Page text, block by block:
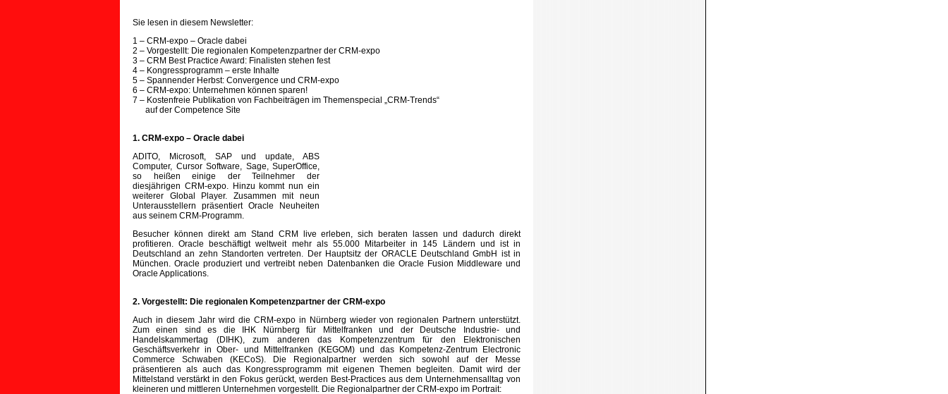
Sie lesen in diesem Newsletter:
1 – CRM-expo – Oracle dabei
2 – Vorgestellt: Die regionalen Kompetenzpartner der CRM-expo
3 – CRM Best Practice Award: Finalisten stehen fest
4 – Kongressprogramm – erste Inhalte
5 – Spannender Herbst: Convergence und CRM-expo
6 – CRM-expo: Unternehmen können sparen!
7 – Kostenfreie Publikation von Fachbeiträgen im Themenspecial „CRM-Trends“
auf der Competence Site
1. CRM-expo – Oracle dabei
ADITO, Microsoft, SAP und update, ABS
Computer, Cursor Software, Sage, SuperOffice,
so heißen einige der Teilnehmer der
diesjährigen CRM-expo. Hinzu kommt nun ein
weiterer Global Player. Zusammen mit neun
Unterausstellern präsentiert Oracle Neuheiten
aus seinem CRM-Programm.
Besucher können direkt am Stand CRM live erleben, sich beraten lassen und dadurch direkt
profitieren. Oracle beschäftigt weltweit mehr als 55.000 Mitarbeiter in 145 Ländern und ist in
Deutschland an zehn Standorten vertreten. Der Hauptsitz der ORACLE Deutschland GmbH ist in
München. Oracle produziert und vertreibt neben Datenbanken die Oracle Fusion Middleware und
Oracle Applications.
2. Vorgestellt: Die regionalen Kompetenzpartner der CRM-expo
Auch in diesem Jahr wird die CRM-expo in Nürnberg wieder von regionalen Partnern unterstützt.
Zum einen sind es die IHK Nürnberg für Mittelfranken und der Deutsche Industrie- und
Handelskammertag (DIHK), zum anderen das Kompetenzzentrum für den Elektronischen
Geschäftsverkehr in Ober- und Mittelfranken (KEGOM) und das Kompetenz-Zentrum Electronic
Commerce Schwaben (KECoS). Die Regionalpartner werden sich sowohl auf der Messe
präsentieren als auch das Kongressprogramm mit eigenen Themen begleiten. Damit wird der
Mittelstand verstärkt in den Fokus gerückt, werden Best-Practices aus dem Unternehmensalltag von
kleineren und mittleren Unternehmen vorgestellt. Die Regionalpartner der CRM-expo im Portrait: